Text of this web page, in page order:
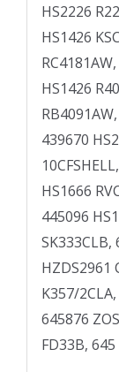
HS2226
HS1426
HS1426
439670
HS1666
445096
SK333CLB,
HZDS2961
K357/
645876
FD33B, 645